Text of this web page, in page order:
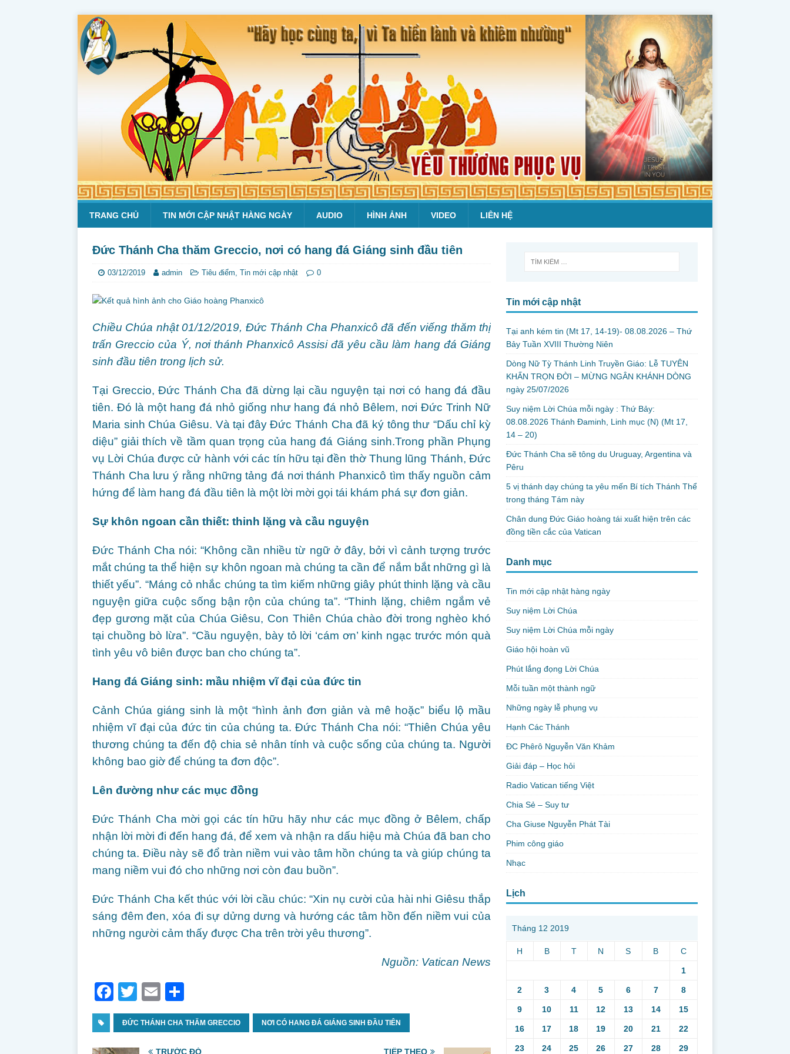
TRANG CHỦ TIN MỚI CẬP NHẬT HÀNG NGÀY AUDIO HÌNH ẢNH VIDEO LIÊN HỆ
Đức Thánh Cha thăm Greccio, nơi có hang đá Giáng sinh đầu tiên
03/12/2019 admin Tiêu điểm, Tin mới cập nhật 0
Chiều Chúa nhật 01/12/2019, Đức Thánh Cha Phanxicô đã đến viếng thăm thị
trấn Greccio của Ý, nơi thánh Phanxicô Assisi đã yêu cầu làm hang đá Giáng
sinh đầu tiên trong lịch sử.
Tại Greccio, Đức Thánh Cha đã dừng lại cầu nguyện tại nơi có hang đá đầu
tiên. Đó là một hang đá nhỏ giống như hang đá nhỏ Bêlem, nơi Đức Trinh Nữ
Maria sinh Chúa Giêsu. Và tại đây Đức Thánh Cha đã ký tông thư “Dấu chỉ kỳ
diệu” giải thích về tầm quan trọng của hang đá Giáng sinh.Trong phần Phụng
vụ Lời Chúa được cử hành với các tín hữu tại đền thờ Thung lũng Thánh, Đức
Thánh Cha lưu ý rằng những tảng đá nơi thánh Phanxicô tìm thấy nguồn cảm
hứng để làm hang đá đầu tiên là một lời mời gọi tái khám phá sự đơn giản.
Sự khôn ngoan cần thiết: thinh lặng và cầu nguyện
Đức Thánh Cha nói: “Không cần nhiều từ ngữ ở đây, bởi vì cảnh tượng trước
mắt chúng ta thể hiện sự khôn ngoan mà chúng ta cần để nắm bắt những gì là
thiết yếu”. “Máng cỏ nhắc chúng ta tìm kiếm những giây phút thinh lặng và cầu
nguyện giữa cuộc sống bận rộn của chúng ta”. “Thinh lặng, chiêm ngắm vẻ
đẹp gương mặt của Chúa Giêsu, Con Thiên Chúa chào đời trong nghèo khó
tại chuồng bò lừa”. “Cầu nguyện, bày tỏ lời ‘cám ơn’ kinh ngạc trước món quà
tình yêu vô biên được ban cho chúng ta”.
Hang đá Giáng sinh: mầu nhiệm vĩ đại của đức tin
Cảnh Chúa giáng sinh là một “hình ảnh đơn giản và mê hoặc” biểu lộ mầu
nhiệm vĩ đại của đức tin của chúng ta. Đức Thánh Cha nói: “Thiên Chúa yêu
thương chúng ta đến độ chia sẻ nhân tính và cuộc sống của chúng ta. Người
không bao giờ để chúng ta đơn độc”.
Lên đường như các mục đồng
Đức Thánh Cha mời gọi các tín hữu hãy như các mục đồng ở Bêlem, chấp
nhận lời mời đi đến hang đá, để xem và nhận ra dấu hiệu mà Chúa đã ban cho
chúng ta. Điều này sẽ đổ tràn niềm vui vào tâm hồn chúng ta và giúp chúng ta
mang niềm vui đó cho những nơi còn đau buồn”.
Đức Thánh Cha kết thúc với lời cầu chúc: “Xin nụ cười của hài nhi Giêsu thắp
sáng đêm đen, xóa đi sự dửng dưng và hướng các tâm hồn đến niềm vui của
những người cảm thấy được Cha trên trời yêu thương”.
Nguồn: Vatican News
F
a
c
e
T
w
itt
er
E
m
ai
l
h
ar
e
ĐỨC THÁNH CHA THĂM GRECCIO NƠI CÓ HANG ĐÁ GIÁNG SINH ĐẦU TIÊN
TRƯỚC ĐÓ TIẾP THEO
Tin mới cập nhật
Tại anh kém tin (Mt 17, 14-19)- 08.08.2026 – Thứ
Bảy Tuần XVIII Thường Niên
Dòng Nữ Tỳ Thánh Linh Truyền Giáo: Lễ TUYÊN
KHẤN TRỌN ĐỜI – MỪNG NGÂN KHÁNH DÒNG
ngày 25/07/2026
Suy niệm Lời Chúa mỗi ngày : Thứ Bảy:
08.08.2026 Thánh Đaminh, Linh mục (N) (Mt 17,
14 – 20)
Đức Thánh Cha sẽ tông du Uruguay, Argentina và
Pêru
5 vị thánh dạy chúng ta yêu mến Bí tích Thánh Thể
trong tháng Tám này
Chân dung Đức Giáo hoàng tái xuất hiện trên các
đồng tiền cắc của Vatican
Danh mục
Tin mới cập nhật hàng ngày
Suy niệm Lời Chúa
Suy niệm Lời Chúa mỗi ngày
Giáo hội hoàn vũ
Phút lắng đọng Lời Chúa
Mỗi tuần một thành ngữ
Những ngày lễ phụng vụ
Hạnh Các Thánh
ĐC Phêrô Nguyễn Văn Khảm
Giải đáp – Học hỏi
Radio Vatican tiếng Việt
Chia Sẻ – Suy tư
Cha Giuse Nguyễn Phát Tài
Phim công giáo
Nhạc
Lịch
Tháng 12 2019
H B T N S B C
1
2 3 4 5 6 7 8
9 10 11 12 13 14 15
16 17 18 19 20 21 22
23 24 25 26 27 28 29